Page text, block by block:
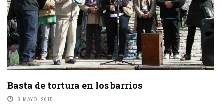
Basta de tortura en los barrios
8 MAYO, 2015